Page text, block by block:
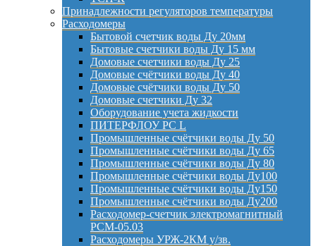
Принадлежности регуляторов температуры
Расходомеры
Бытовой счетчик воды Ду 20мм
Бытовые счетчики воды Ду 15 мм
Домовые счетчики воды Ду 25
Домовые счётчики воды Ду 40
Домовые счётчики воды Ду 50
Домовые счетчики Ду 32
Оборудование учета жидкости
ПИТЕРФЛОУ РС L
Промышленные счётчики воды Ду 50
Промышленные счётчики воды Ду 65
Промышленные счётчики воды Ду 80
Промышленные счётчики воды Ду100
Промышленные счётчики воды Ду150
Промышленные счётчики воды Ду200
Расходомер-счетчик электромагнитный
РСМ-05.03
Расходомеры УРЖ-2КМ у/зв.